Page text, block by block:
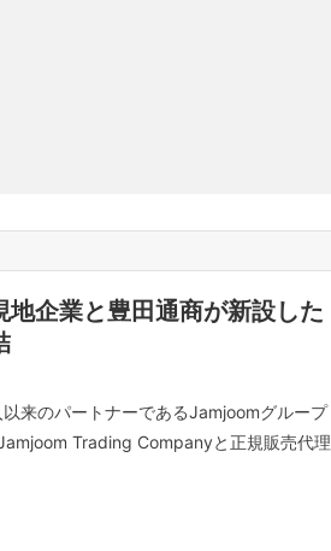
地企業と豊田通商が新設した
来のパートナーであるJamjoomグループ
Trading Companyと正規販売代理